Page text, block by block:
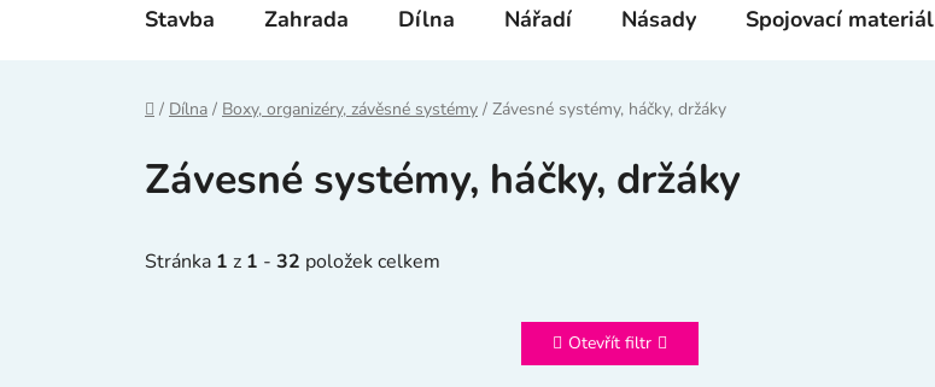
Stavba Zahrada Dílna Nářadí Násady Spojovací materiál
Domů
/ Dílna / Boxy, organizéry, závěsné systémy / Závesné systémy, háčky, držáky
Závesné systémy, háčky, držáky
Stránka 1 z 1 - 32 položek celkem
Otevřít filtr